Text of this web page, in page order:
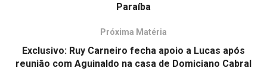
Paraíba
Próxima Matéria
Exclusivo: Ruy Carneiro fecha apoio a Lucas após
reunião com Aguinaldo na casa de Domiciano Cabral